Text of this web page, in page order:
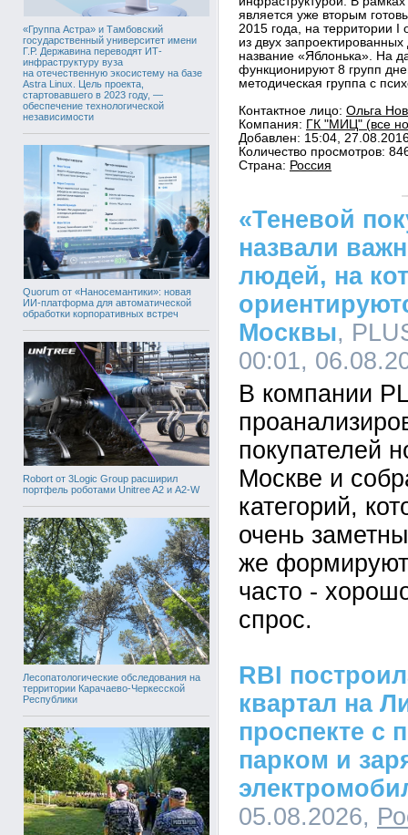
«Группа Астра» и Тамбовский
государственный университет имени
Г.Р. Державина переводят ИТ-
инфраструктуру вуза
на отечественную экосистему на базе
Astra Linux. Цель проекта,
стартовавшего в 2023 году, —
обеспечение технологической
независимости
Quorum от «Наносемантики»: новая
ИИ-платформа для автоматической
обработки корпоративных встреч
Robort от 3Logic Group расширил
портфель роботами Unitree A2 и A2-W
Лесопатологические обследования на
территории Карачаево-Черкесской
Республики
является уже вторым
2015 года, на территории I
из двух
название «Яблонька». На
функционируют 8 групп
методическая группа с
Контактное лицо: Ольга
Компания: ГК "МИЦ" (все
Добавлен: 15:04,
Количество просмотров:
Страна: Россия
«Теневой
назвали
людей, на
Москвы,
00:01,
В компании
покупателей
Москве и
категорий,
очень
же
часто -
спрос.
RBI
квартал на
проспекте с
парком и
05.08.2026,